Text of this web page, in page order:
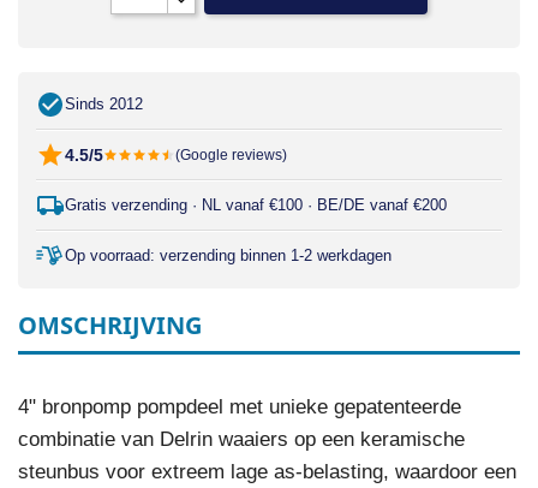
Sinds 2012
4.5/5 (Google reviews)
Gratis verzending · NL vanaf €100 · BE/DE vanaf €200
Op voorraad: verzending binnen 1-2 werkdagen
OMSCHRIJVING
4" bronpomp pompdeel met unieke gepatenteerde
combinatie van Delrin waaiers op een keramische
steunbus voor extreem lage as-belasting, waardoor een